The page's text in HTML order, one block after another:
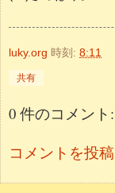
luky.org 時刻: 8:11
共有
0 件のコメント:
コメントを投稿